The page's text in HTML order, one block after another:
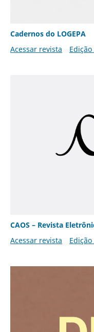
Cadernos do LOGEPA
Acessar revista
CAOS – Revista
Acessar revista